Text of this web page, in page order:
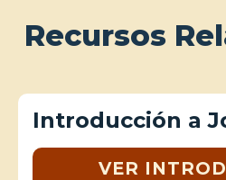
Recursos
Introducción a
VER